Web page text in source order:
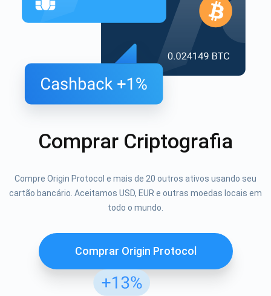
Comprar Criptografia
Compre Origin Protocol e mais de 20 outros ativos usando seu
cartão bancário. Aceitamos USD, EUR e outras moedas locais em
todo o mundo.
Comprar Origin Protocol